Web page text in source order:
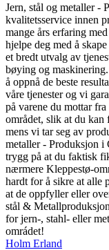
Jern, stål og metaller -
kvalitetsservice innen
mange års erfaring
hjelpe deg med å
et bredt utvalg av
bøying og
å oppnå de beste
våre tjenester og vi
på varene du mottar
området, slik at du kan
mens vi tar seg av
metaller - Produksjon
trygg på at du faktisk
nærmere Kleppestø-
hardt for å sikre at alle
at de oppfyller eller
stål &
for jern-, stahl- eller
omrádet!
Holm Erland